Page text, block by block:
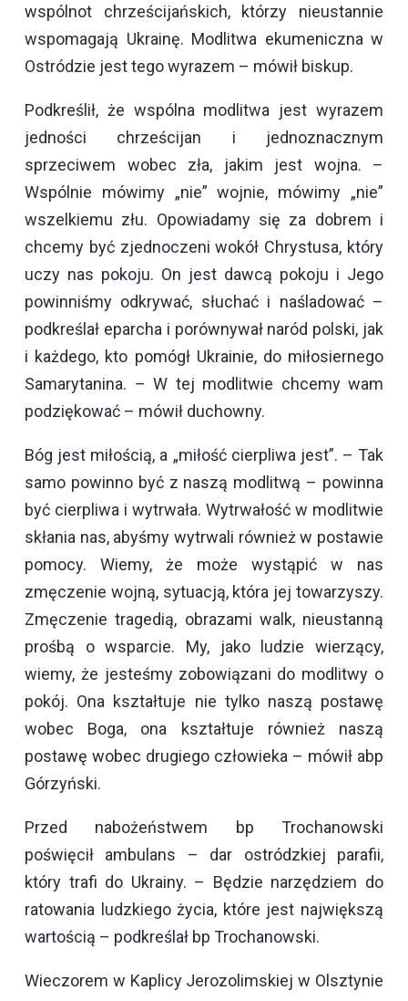
wspólnot chrześcijańskich, którzy nieustannie
wspomagają Ukrainę. Modlitwa ekumeniczna w
Ostródzie jest tego wyrazem – mówił biskup.
Podkreślił, że wspólna modlitwa jest wyrazem
jedności chrześcijan i jednoznacznym
sprzeciwem wobec zła, jakim jest wojna. –
Wspólnie mówimy „nie” wojnie, mówimy „nie”
wszelkiemu złu. Opowiadamy się za dobrem i
chcemy być zjednoczeni wokół Chrystusa, który
uczy nas pokoju. On jest dawcą pokoju i Jego
powinniśmy odkrywać, słuchać i naśladować –
podkreślał eparcha i porównywał naród polski, jak
i każdego, kto pomógł Ukrainie, do miłosiernego
Samarytanina. – W tej modlitwie chcemy wam
podziękować – mówił duchowny.
Bóg jest miłością, a „miłość cierpliwa jest”. – Tak
samo powinno być z naszą modlitwą – powinna
być cierpliwa i wytrwała. Wytrwałość w modlitwie
skłania nas, abyśmy wytrwali również w postawie
pomocy. Wiemy, że może wystąpić w nas
zmęczenie wojną, sytuacją, która jej towarzyszy.
Zmęczenie tragedią, obrazami walk, nieustanną
prośbą o wsparcie. My, jako ludzie wierzący,
wiemy, że jesteśmy zobowiązani do modlitwy o
pokój. Ona kształtuje nie tylko naszą postawę
wobec Boga, ona kształtuje również naszą
postawę wobec drugiego człowieka – mówił abp
Górzyński.
Przed nabożeństwem bp Trochanowski
poświęcił ambulans – dar ostródzkiej parafii,
który trafi do Ukrainy. – Będzie narzędziem do
ratowania ludzkiego życia, które jest największą
wartością – podkreślał bp Trochanowski.
Wieczorem w Kaplicy Jerozolimskiej w Olsztynie